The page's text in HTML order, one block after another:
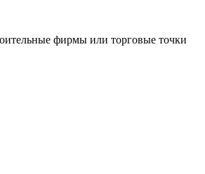
фирмы или торговые точки